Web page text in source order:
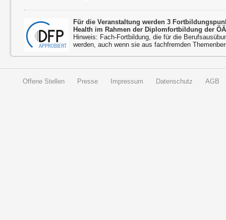
Für die Veranstaltung werden 3
Health im Rahmen der Diplomfortbildung der
Hinweis: Fach-Fortbildung, die für die
werden, auch wenn sie aus fachfremden
Offene Stellen Presse Impressum Datenschutz AGB